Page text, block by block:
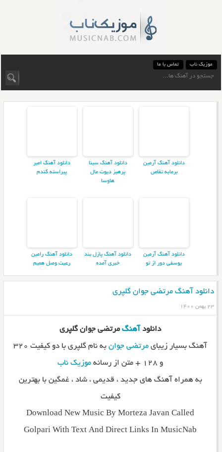
موزیک ناب تماس با ما
دانلود آهنگ آرمین
برمایه تقاص
دانلود آهنگ سینا
پرهیز دیوت مال
هاوسا
دانلود آهنگ امیر
پیراسته گندم
دانلود آهنگ آرمین
یوسفی دور از تو
دانلود آهنگ پازل بند
خبری آمده
دانلود آهنگ رامین
رعیت وصل همیم
دانلود آهنگ مرتضی جوان گلپری
۲۳ بهمن ۱۴۰۰
دانلود آهنگمرتضی جوان گلپری
آهنگ بسیار زیبای مرتضی جوان
به نام گلپری با دو کیفیت ۳۲۰
و ۱۲۸ + متن از رسانه
موزیک ناب
به همراه آهنگ های جدید ، قدیمی ، شاد ، غمگین با بهترین
کیفیت
Download New Music By Morteza Javan Called
Golpari With Text And Direct Links In MusicNab